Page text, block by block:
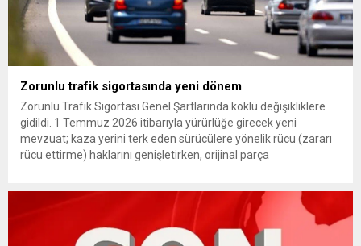
Zorunlu trafik sigortasında yeni dönem
Zorunlu Trafik Sigortası Genel Şartlarında köklü değişikliklere
gidildi. 1 Temmuz 2026 itibarıyla yürürlüğe girecek yeni
mevzuat; kaza yerini terk eden sürücülere yönelik rücu (zararı
rücu ettirme) haklarını genişletirken, orijinal parça
getiriyor. Hazine Müsteşarlığına bağlı ilgili kurumlarca...